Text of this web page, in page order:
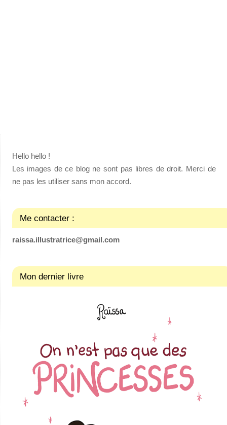
Hello hello !
Les images de ce blog ne sont pas libres de droit. Merci de
ne pas les utiliser sans mon accord.
Me contacter :
raissa.illustratrice@gmail.com
Mon dernier livre